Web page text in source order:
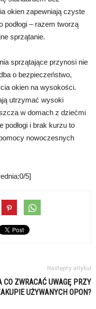
okien zapewniają czyste
– razem tworzą
sprzątanie.
sprzątające przynosi nie
o bezpieczeństwo,
okien na wysokości.
utrzymać wysoki
w domach z dziećmi
i brak kurzu to
nowoczesnych
5]
Następny artykuł
CO ZWRACAĆ UWAGĘ PRZY
UŻYWANYCH OPON?